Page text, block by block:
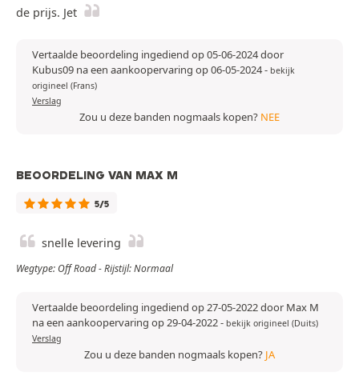
de prijs. Jet
Vertaalde beoordeling ingediend op 05-06-2024 door
Kubus09 na een aankoopervaring op 06-05-2024- bekijk
origineel (Frans)
Verslag
Zou u deze banden nogmaals kopen? NEE
BEOORDELING VAN MAX M
5/5
snelle levering
Wegtype: Off Road - Rijstijl: Normaal
Vertaalde beoordeling ingediend op 27-05-2022 door Max M
na een aankoopervaring op 29-04-2022- bekijk origineel (Duits)
Verslag
Zou u deze banden nogmaals kopen? JA